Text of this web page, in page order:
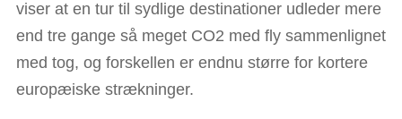
viser at en tur til sydlige destinationer udleder mere
end tre gange så meget CO2 med fly sammenlignet
med tog, og forskellen er endnu større for kortere
europæiske strækninger.